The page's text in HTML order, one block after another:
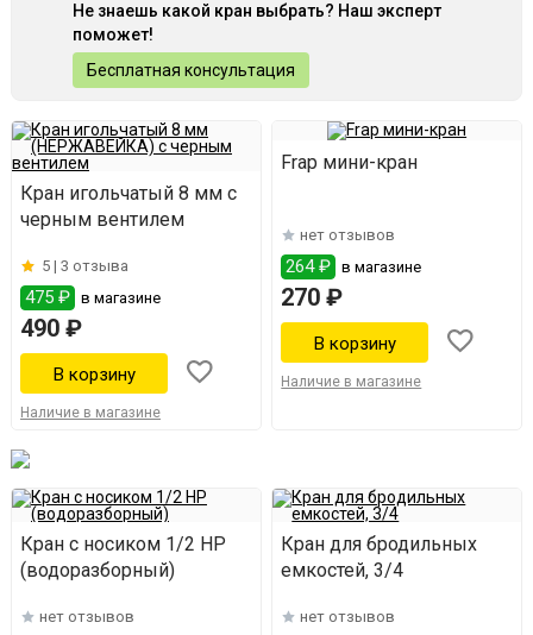
Не знаешь какой кран выбрать? Наш эксперт
поможет!
Бесплатная консультация
Кран игольчатый 8 мм с
черным вентилем
5 | 3 отзыва
475 ₽ в магазине
490 ₽
Наличие в магазине
Frap мини-кран
нет отзывов
264 ₽ в магазине
270 ₽
Наличие в магазине
Кран с носиком 1/2 НР
(водоразборный)
нет отзывов
Кран для бродильных
емкостей, 3/4
нет отзывов